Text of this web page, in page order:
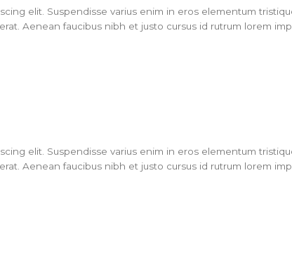
elit. Suspendisse varius enim in eros elementum
Aenean faucibus nibh et justo cursus id rutrum lorem
elit. Suspendisse varius enim in eros elementum
Aenean faucibus nibh et justo cursus id rutrum lorem